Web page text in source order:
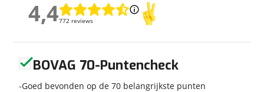
Carrosserievorm
Caravan
Nieuw of occasion
Nieuw
4,4772 reviews
4,4
BOVAG 70-Puntencheck
Goed bevonden op de 70 belangrijkste punten